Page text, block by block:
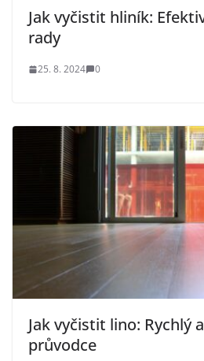
Jak vyčistit hliník:
rady
25. 8. 2024 0
Jak vyčistit lino: Rychlý
průvodce